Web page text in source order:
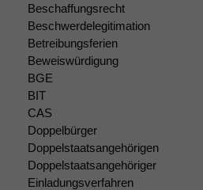
Beschaffungsrecht
Beschwerdelegitimation
Betreibungsferien
Beweiswürdigung
BGE
BIT
CAS
Doppelbürger
Doppelstaatsangehörigen
Doppelstaatsangehöriger
Einladungsverfahren